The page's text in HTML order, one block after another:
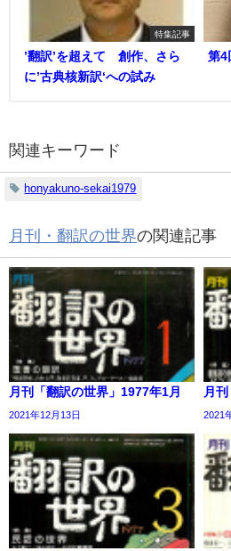
特集記事
’翻訳’を超えて 創作、さら
に’古典核新訳‘への試み
第4
関連キーワード
honyakuno-sekai1979
月刊・翻訳の世界の関連記事
月刊「翻訳の世界」1977年1月
2021年12月13日
月
2021